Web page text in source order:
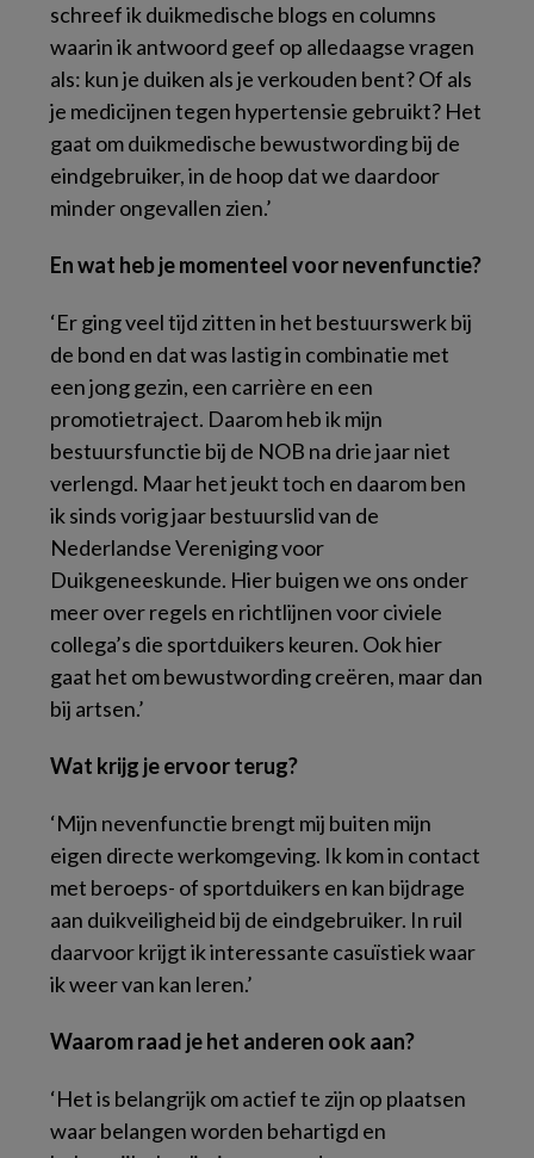
schreef ik duikmedische blogs en columns
waarin ik antwoord geef op alledaagse vragen
als: kun je duiken als je verkouden bent? Of als
je medicijnen tegen hypertensie gebruikt? Het
gaat om duikmedische bewustwording bij de
eindgebruiker, in de hoop dat we daardoor
minder ongevallen zien.’
En wat heb je momenteel voor nevenfunctie?
‘Er ging veel tijd zitten in het bestuurswerk bij
de bond en dat was lastig in combinatie met
een jong gezin, een carrière en een
promotietraject. Daarom heb ik mijn
bestuursfunctie bij de NOB na drie jaar niet
verlengd. Maar het jeukt toch en daarom ben
ik sinds vorig jaar bestuurslid van de
Nederlandse Vereniging voor
Duikgeneeskunde. Hier buigen we ons onder
meer over regels en richtlijnen voor civiele
collega’s die sportduikers keuren. Ook hier
gaat het om bewustwording creëren, maar dan
bij artsen.’
Wat krijg je ervoor terug?
‘Mijn nevenfunctie brengt mij buiten mijn
eigen directe werkomgeving. Ik kom in contact
met beroeps- of sportduikers en kan bijdrage
aan duikveiligheid bij de eindgebruiker. In ruil
daarvoor krijgt ik interessante casuïstiek waar
ik weer van kan leren.’
Waarom raad je het anderen ook aan?
‘Het is belangrijk om actief te zijn op plaatsen
waar belangen worden behartigd en